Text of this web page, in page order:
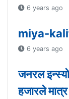
6 years ago
miya-
6 years ago
जनरल
हजारले